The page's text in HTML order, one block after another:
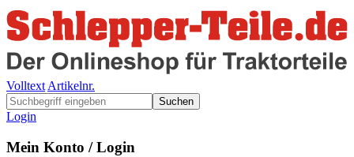
Volltext Artikelnr.
Suchen
Login
Mein Konto / Login